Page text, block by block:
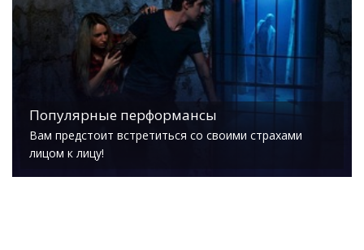
Популярные перформансы
Вам предстоит встретиться со своими страхами
лицом к лицу!